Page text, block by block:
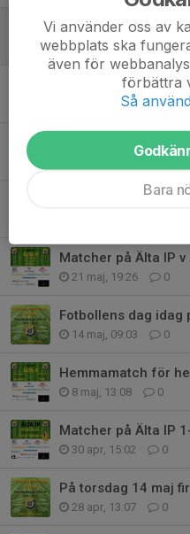
Älta IP 13-14 juni
12 jun, 12:43 0
Match på Älta IP 5-
5 jun, 12:04 0
Matcher på Älta IP
Matcher på Älta IP
21 maj, 19:26 0
Fotbollens dag idag
14 maj, 09:03 0
Hemmamatch för
8 maj, 13:08 0
Matcher på Älta IP
30 apr, 15:02 0
På torsdag 14 maj
28 apr, 13:07 0
Vi använder oss av
webbplats ska
även för
förbättra
Så
Bara